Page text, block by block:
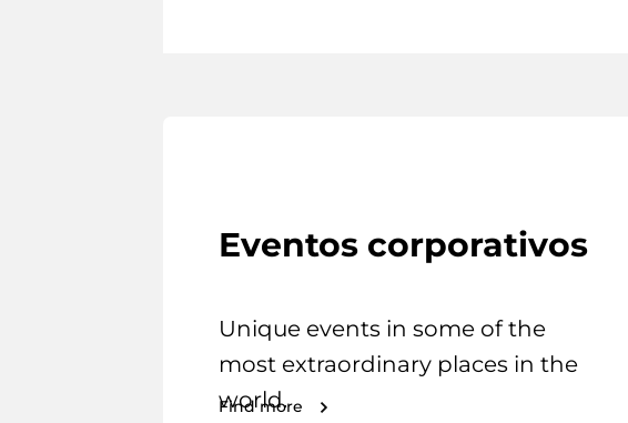
Eventos corporativos
Unique events in some of the
most extraordinary places in the
world.
Find more